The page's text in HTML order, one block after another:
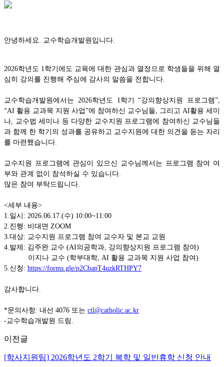
안녕하세요 . 교수학습개발원입니다.
2026학년도 1 학기에도 교육에 대한 관심과 열정으로 학생들을 위해 열
심히 강의를 진행해 주심에 감사의 말씀을 전합니다
교수학습개발원에서는 2026학년도 1 학기 “강의향상지원 프로그램”,
“AI 활용 교과목 지원 사업”에 참여하신 교수님들 그리고 AI활용 세미
나
교수법 세미나 등 다양한 교수지원 프로그램에 참여하신 교수님들
과 함께 한 학기의 성과를 공유하고 교수지원에 대한 의견을 듣는 자리
를 마련했습니다
교수지원 프로그램에 관심이 있으신 교수님께서는 프로그램 참여 여
부와 관계 없이 참석하실 수 있습니다
많은 참여 부탁드립니다
<세부 내용>
1. 일시 : 2026.06.17.(수) 10:00~11:00
2. 진행 : 비대면 ZOOM
3. 대상: 교수지원 프로그램 참여 교수자 및 본교 교원
4. 발제 : 김주완 교수 (AI의공학과 강의향상지원 프로그램 참여)
이지나 교수 (학부대학 , AI 활용 교과목 지원 사업 참여)
5. 신청 : https://forms.gle/p2CbapT4uzkRTHPY7
감사합니다
*문의사항: 내선 4076 또는 ctl@catholic.ac.kr
-교수학습개발원 드림
이전글
[학사지원팀] 2026학년도 2학기 복학 및 일반휴학 신청 안내